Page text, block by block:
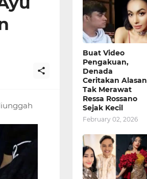
Buat Video
Pengakuan,
Denada
Ceritakan Alasan
Tak Merawat
Ressa Rossano
Sejak Kecil
February 02, 2026